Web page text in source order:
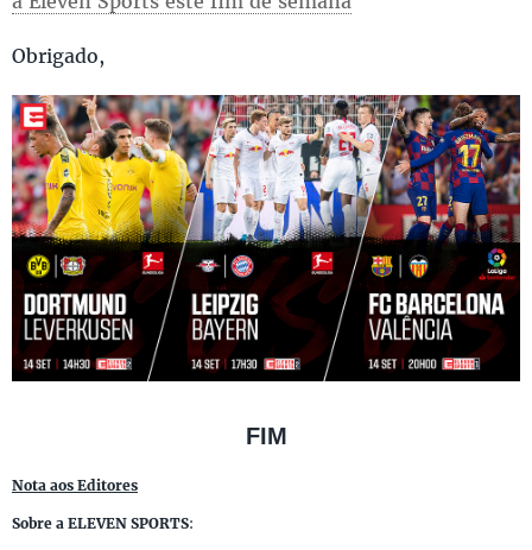
Obrigado,
FIM
Nota aos Editores
Sobre a ELEVEN SPORTS: